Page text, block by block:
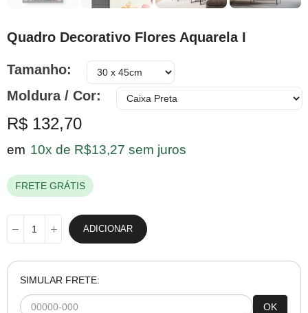
Quadro Decorativo Flores Aquarela I
Tamanho
Moldura / Cor
R$ 132,70
em 10x de R$13,27 sem juros
FRETE GRÁTIS
ADICIONAR
SIMULAR FRETE:
OK